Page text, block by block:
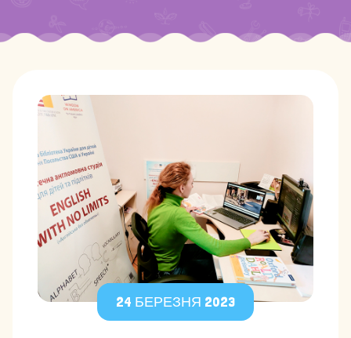
24 БЕРЕЗНЯ 2023